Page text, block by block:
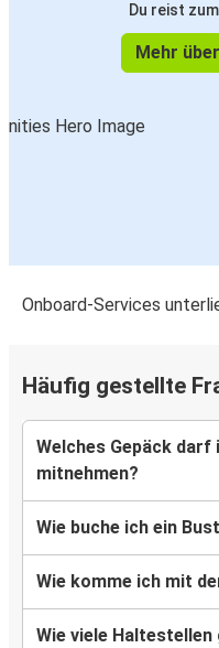
Du reist
Mehr
Onboard-Services
Häufig gestellte
Welches Gepäck darf
mitnehmen?
Wie buche ich ein
Wie komme ich mit
Wie viele